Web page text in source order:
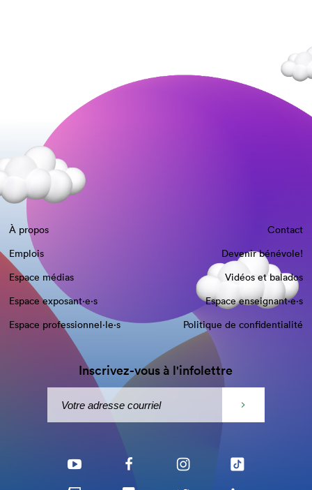
À propos
Contact
Emplois
Devenir bénévole!
Espace médias
Vidéos et balados
Espace exposant·e⋅s
Espace enseignant·e⋅s
Espace professionnel·le⋅s
Politique de confidentialité
Inscrivez-vous à l'infolettre